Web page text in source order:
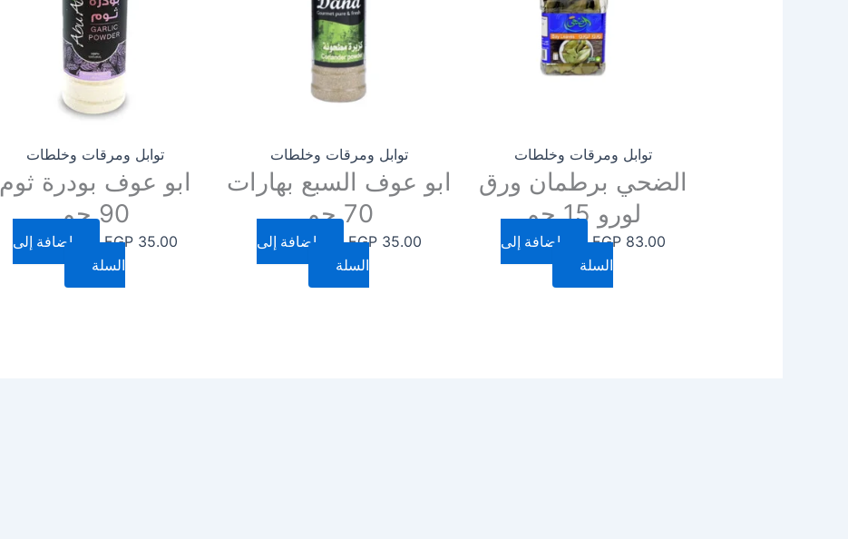
توابل ومرقات وخلطات
الضحي برطمان ورق
لورو 15 جم
EGP83.00
إضافة إلى
السلة
توابل ومرقات وخلطات
ابو عوف السبع بهارات
70 جم
EGP35.00
إضافة إلى
السلة
توابل ومرقات وخلطات
ابو عوف بودرة ثوم
90 جم
EGP35.00
إضافة إلى
السلة